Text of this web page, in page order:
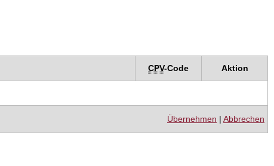
CPV-Code Aktion
Übernehmen | Abbrechen